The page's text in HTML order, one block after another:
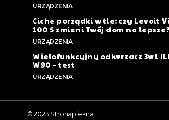
URZĄDZENIA
Ciche porządki w tle: czy Levoit
100 S zmieni Twój dom na lepsze?
URZĄDZENIA
Wielofunkcyjny odkurzacz 3w1
W90 – test
URZĄDZENIA
© 2023 Stronapiekna